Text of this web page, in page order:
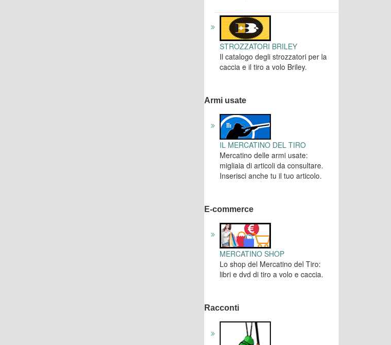
STROZZATORI BRILEY
Il catalogo degli strozzatori per la
caccia e il tiro a volo Briley.
Armi usate
IL MERCATINO DEL TIRO
Mercatino delle armi usate:
migliaia di articoli da consultare.
Inserisci anche tu il tuo articolo.
E-commerce
MERCATINO SHOP
Lo shop del Mercatino del Tiro:
libri e dvd di tiro a volo e caccia.
Racconti